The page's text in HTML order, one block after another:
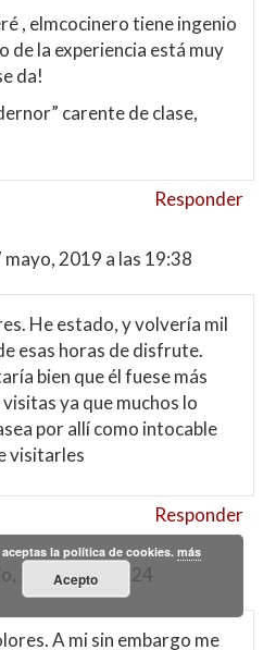
, elmcocinero tiene ingenio
de la experiencia está muy
da!
carente de clase,
Responder
mayo, 2019 a las 19:38
He estado, y volvería mil
esas horas de disfrute.
bien que él fuese más
ya que muchos lo
por allí como intocable
visitarles
Responder
2019 a las 10:24
A mi sin embargo me
la política de cookies.más
Acepto